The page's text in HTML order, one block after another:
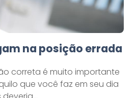
na posição errada
correta é muito importante
que você faz em seu dia